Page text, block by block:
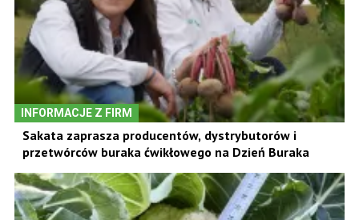
INFORMACJE Z FIRM
Sakata zaprasza producentów, dystrybutorów i
przetwórców buraka ćwikłowego na Dzień Buraka